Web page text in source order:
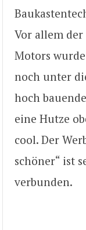
Vor allem
Motors
noch unter
hoch
eine Hutze
cool. Der
schöner“ ist
verbunden.